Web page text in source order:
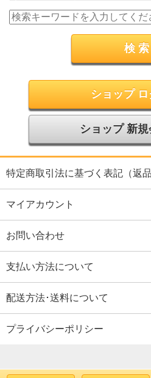
ショップ
ショップ 新
特定商取引法に基づく表記（返品
マイアカウント
お問い合わせ
支払い方法について
配送方法･送料について
プライバシーポリシー